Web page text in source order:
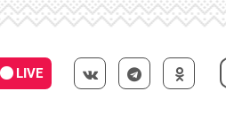
LIVE